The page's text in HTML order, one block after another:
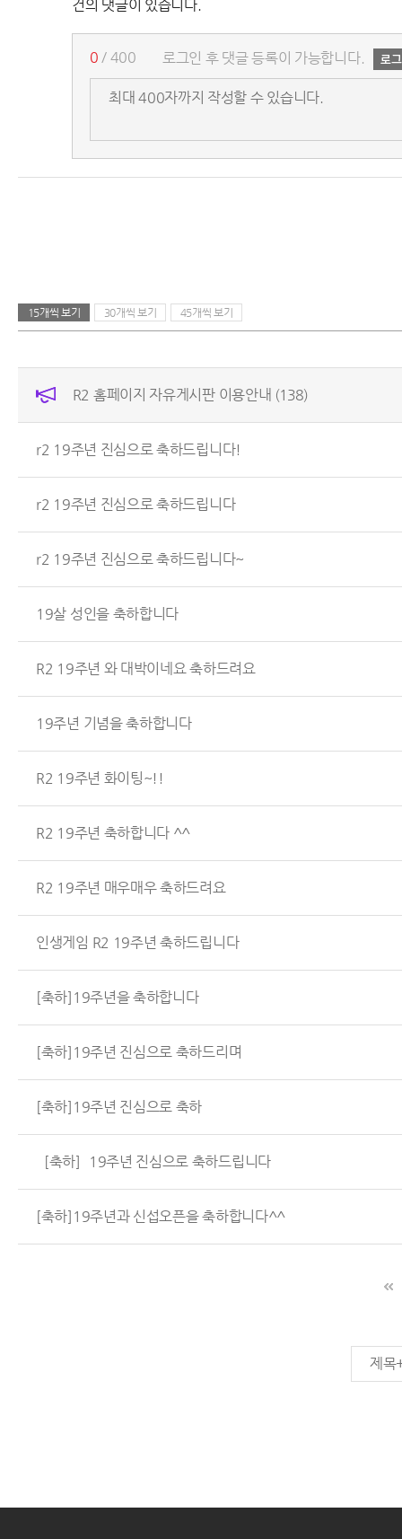
건의 댓글이 있습니다.
로그인 후 댓글 등록이 가능합니다.
0 / 400
15개씩 보기 30개씩 보기 45개씩 보기
R2 홈페이지 자유게시판 이용안내 (138)
r2 19주년 진심으로 축하드립니다!
r2 19주년 진심으로 축하드립니다
r2 19주년 진심으로 축하드립니다~
19살 성인을 축하합니다
R2 19주년 와 대박이네요 축하드려요
19주년 기념을 축하합니다
R2 19주년 화이팅~!!
R2 19주년 축하합니다 ^^
R2 19주년 매우매우 축하드려요
인생게임 R2 19주년 축하드립니다
[축하]19주년을 축하합니다
[축하]19주년 진심으로 축하드리며
[축하]19주년 진심으로 축하
［축하］19주년 진심으로 축하드립니다
[축하]19주년과 신섭오픈을 축하합니다^^
제목